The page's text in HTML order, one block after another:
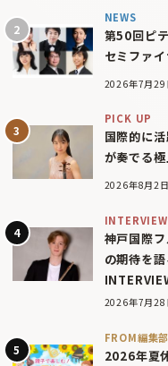
NEWS
第50回ピ
セミファ
2026年7月29
PICK UP
国際的に
が奏でる
2026年8月2日
INTERVIEW
神戸国際
の期待を語
2026年7月28
FROM編集部
2026年夏